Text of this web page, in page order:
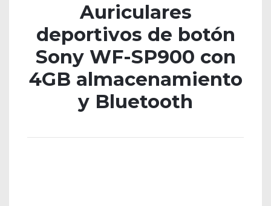
Auriculares
deportivos de botón
Sony WF-SP900 con
4GB almacenamiento
y Bluetooth